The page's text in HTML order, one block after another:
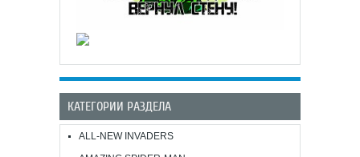
КАТЕГОРИИ РАЗДЕЛА
ALL-NEW INVADERS